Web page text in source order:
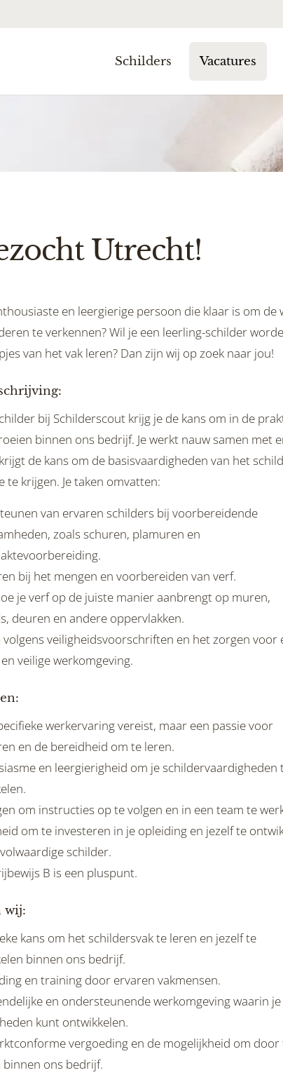
Utrecht!
en leergierige persoon die klaar is om de
te verkennen? Wil je een leerling-schilder
van het vak leren? Dan zijn wij op zoek naar jou!
bij Schilderscout krijg je de kans om in de
binnen ons bedrijf. Je werkt nauw samen met
de kans om de basisvaardigheden van het
te krijgen. Je taken omvatten:
van ervaren schilders bij voorbereidende
zoals schuren, plamuren en
bij het mengen en voorbereiden van verf.
je verf op de juiste manier aanbrengt op muren,
deuren en andere oppervlakken.
volgens veiligheidsvoorschriften en het zorgen voor
veilige werkomgeving.
werkervaring vereist, maar een passie voor
en de bereidheid om te leren.
en leergierigheid om je schildervaardigheden
om instructies op te volgen en in een team te
om te investeren in je opleiding en jezelf te
schilder.
B is een pluspunt.
wij:
kans om het schildersvak te leren en jezelf te
binnen ons bedrijf.
en training door ervaren vakmensen.
en ondersteunende werkomgeving waarin je
kunt ontwikkelen.
vergoeding en de mogelijkheid om door
binnen ons bedrijf.
Schilders Vacatures